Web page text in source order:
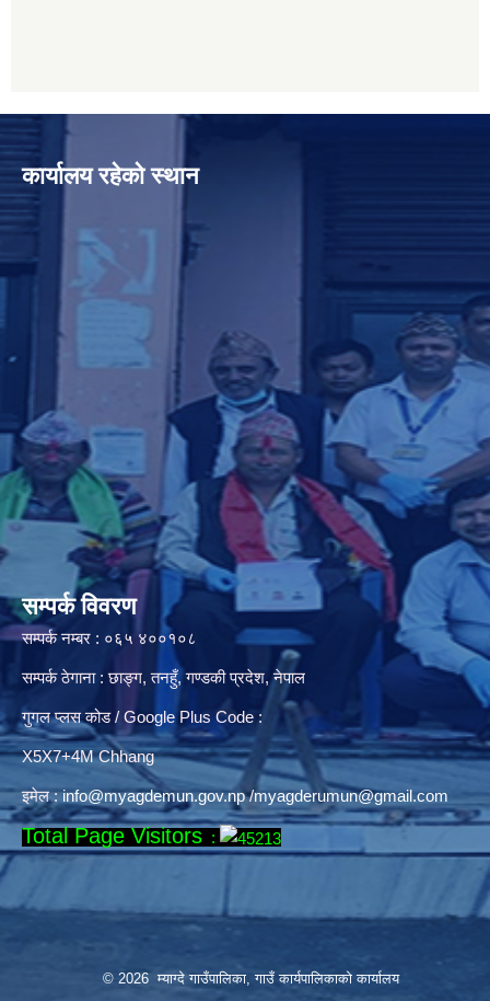
कार्यालय रहेको स्थान
सम्पर्क विवरण
सम्पर्क नम्बर : ०६५ ४००१०८
सम्पर्क ठेगाना : छाङ्ग, तनहुँ, गण्डकी प्रदेश, नेपाल
गुगल प्लस कोड / Google Plus Code :
X5X7+4M Chhang
इमेल :info@myagdemun.gov.np/myagderumun@gmail.com
Total Page Visitors :
© 2026 म्याग्दे गाउँपालिका, गाउँ कार्यपालिकाको कार्यालय